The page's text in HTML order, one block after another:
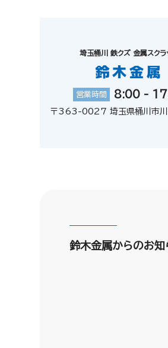
埼玉桶川 鉄クズ 金属スクラ
鈴木金属
営業時間 8:00 -
〒363-0027 埼玉県桶川市
鈴木金属からのお知